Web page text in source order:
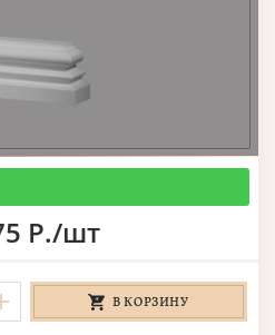
Р./шт
В КОРЗИНУ